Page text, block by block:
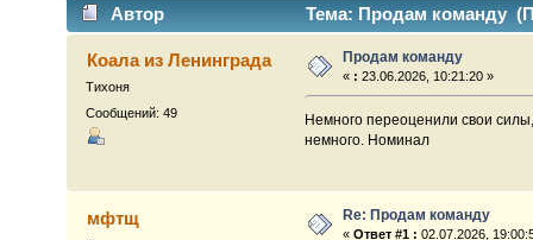
Автор Тема: Продам команду
Коала из Ленинграда
Тихоня
Сообщений: 49
Продам команду
« : 23.06.2026, 10:21:20 »
Немного переоценили свои
немного. Номинал
мфтщ Re: Продам команду
«Ответ #1 : 02.07.2026,